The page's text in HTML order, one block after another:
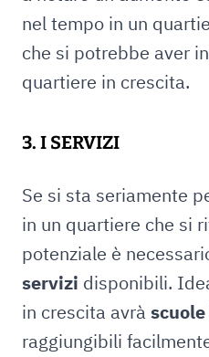
nel tempo in un
che si potrebbe aver
quartiere in crescita.
3. I SERVIZI
Se si sta seriamente
in un quartiere che si
potenziale è
servizi disponibili.
in crescita avrà
raggiungibili